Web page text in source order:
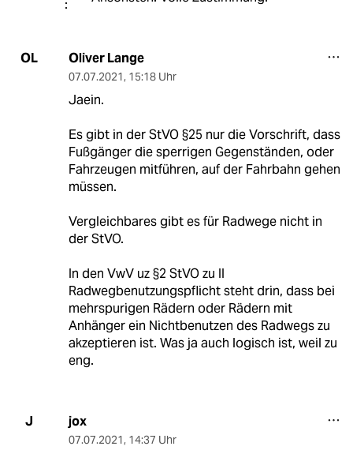
OL Oliver Lange
07.07.2021, 15:18 Uhr
Jaein.
Es gibt in der StVO §25 nur die Vorschrift, dass
Fußgänger die sperrigen Gegenständen, oder
Fahrzeugen mitführen, auf der Fahrbahn gehen
müssen.
Vergleichbares gibt es für Radwege nicht in
der StVO.
In den VwV uz §2 StVO zu II
Radwegbenutzungspflicht steht drin, dass bei
mehrspurigen Rädern oder Rädern mit
Anhänger ein Nichtbenutzen des Radwegs zu
akzeptieren ist. Was ja auch logisch ist, weil zu
eng.
J jox
07.07.2021, 14:37 Uhr